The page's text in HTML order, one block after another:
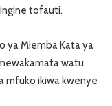
tofauti.
ya Miemba Kata ya
watu
mfuko ikiwa kwenye